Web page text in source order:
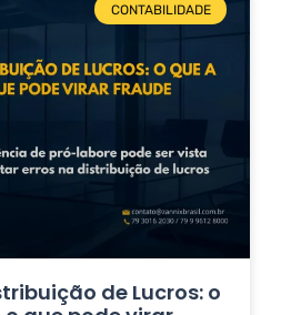
CONTABILIDADE
de Lucros: o